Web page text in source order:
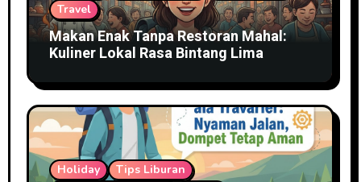
Travel
Makan Enak Tanpa Restoran Mahal:
Kuliner Lokal Rasa Bintang Lima
Holiday
Tips Liburan